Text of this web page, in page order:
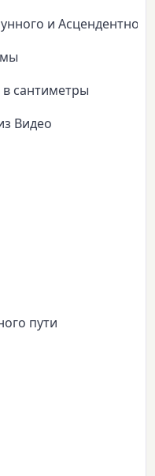
и Асцендентного
сантиметры
Видео
пути